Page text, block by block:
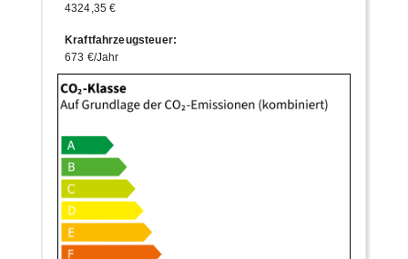
4324,35 €
Kraftfahrzeugsteuer:
673 €/Jahr